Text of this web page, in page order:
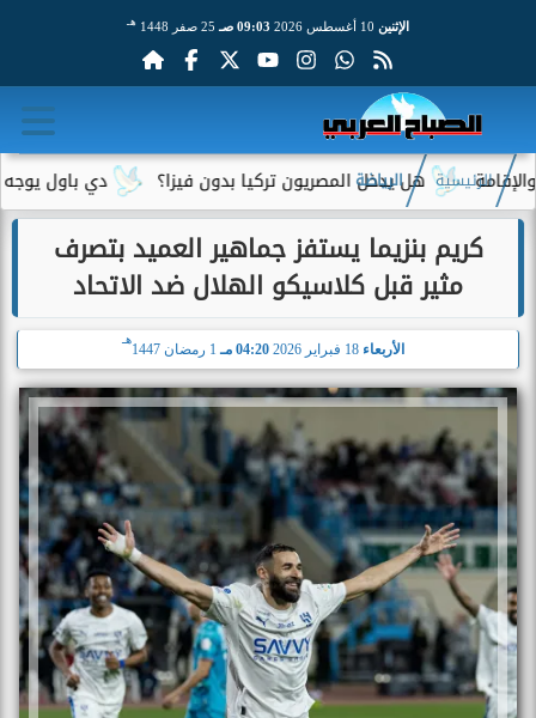
الإثنين 09:03 صـ 25 صفر 1448 هـ
دي باول يوجه رسالة هل يدخل المصريون تركيا بدون فيزا؟
الرئيسية الرياضة
كريم بنزيما يستفز جماهير العميد بتصرف
مثير قبل كلاسيكو الهلال ضد الاتحاد
الأربعاء 04:20 مـ 1 رمضان 1447
هـ